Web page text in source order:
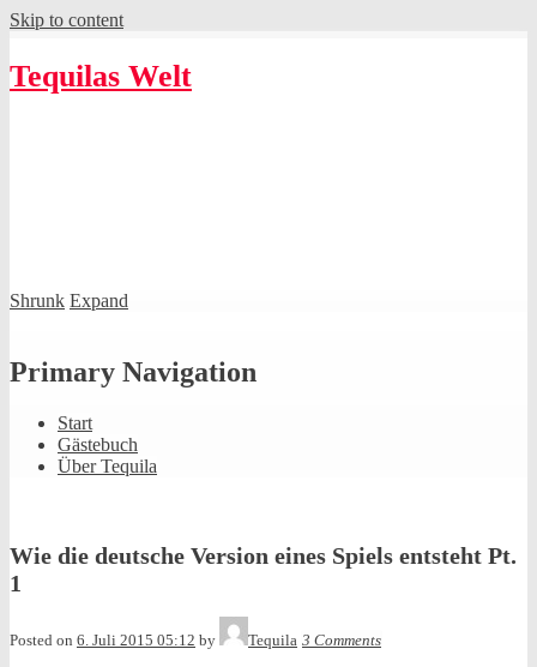
Skip to content
Tequilas Welt
Shrunk Expand
Primary Navigation
Start
Gästebuch
Über Tequila
Wie die deutsche Version eines Spiels entsteht Pt.
1
Posted on 6. Juli 2015 05:12 by Tequila 3 Comments